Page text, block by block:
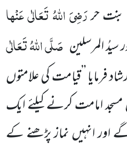
حررَضِیَ اللہُ تَعَالٰی عَنْھا
المرسلینصَلَّی اللہُ تَعَالٰی
فرمایا ’’قیامت کی علامتوں
امامت کرنے کیلئے ایک
انہیں نماز پڑھنے کے